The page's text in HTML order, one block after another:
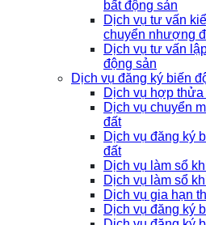
bất động sản
Dịch vụ tư vấn
chuyển nhượng
Dịch vụ tư vấn
động sản
Dịch vụ đăng ký biến
Dịch vụ hợp thửa
Dịch vụ chuyển
đất
Dịch vụ đăng ký
đất
Dịch vụ làm sổ
Dịch vụ làm sổ
Dịch vụ gia hạn
Dịch vụ đăng ký